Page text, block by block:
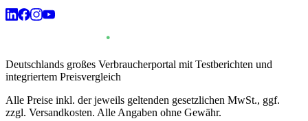
Deutschlands großes Verbraucherportal mit Testberichten und
integriertem Preisvergleich
Alle Preise inkl. der jeweils geltenden gesetzlichen MwSt., ggf.
zzgl. Versandkosten. Alle Angaben ohne Gewähr.